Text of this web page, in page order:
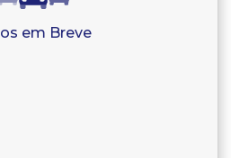
em Breve